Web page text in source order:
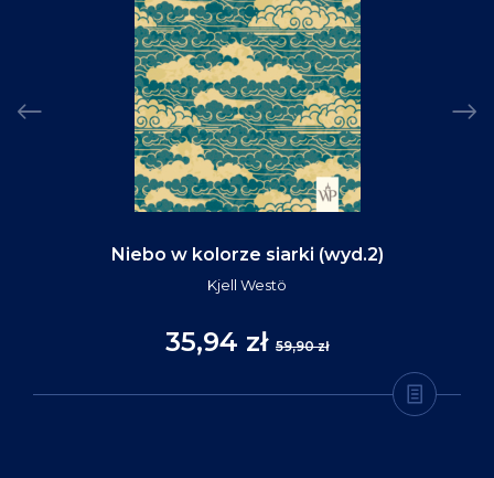
Niebo w kolorze siarki (wyd.2)
Kjell Westö
35,94 zł 59,90 zł